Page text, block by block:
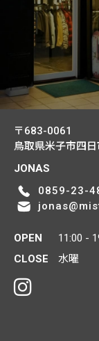
〒683-0061
鳥取県米子市四日
JONAS
0859-23-
OPEN
11:00 -
CLOSE
水曜